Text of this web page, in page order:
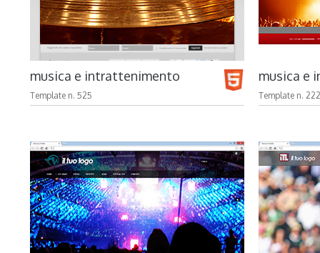
musica e intrattenimento
Template n. 525
musica e
Template n. 222